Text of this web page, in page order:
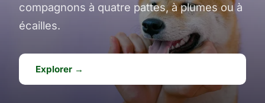
compagnons à quatre pattes, à plumes ou à
écailles.
Explorer →